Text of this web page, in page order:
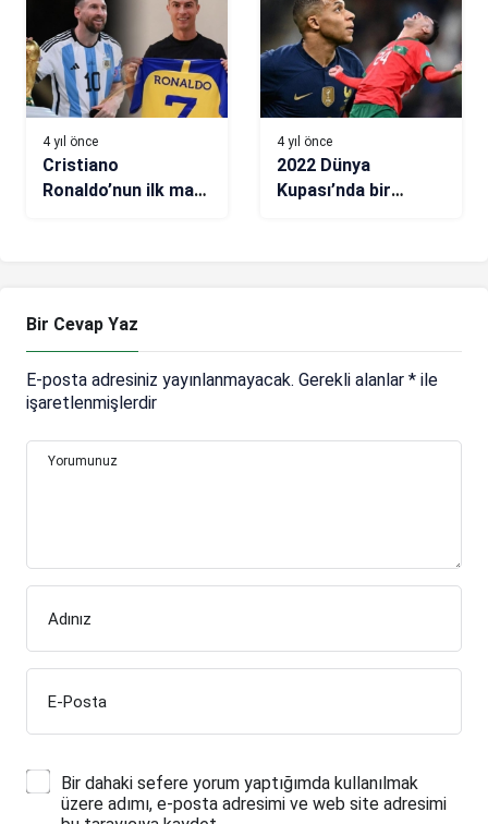
ayrılmak istiyoruz
4 yıl önce
Cristiano
Ronaldo’nun ilk maçı
4 yıl önce
2022 Dünya
Kupası’nda bir
Bir Cevap Yaz
E-posta adresiniz yayınlanmayacak. Gerekli alanlar * ile
işaretlenmişlerdir
Yorumunuz
Adınız
E-Posta
Bir dahaki sefere yorum yaptığımda kullanılmak
üzere adımı, e-posta adresimi ve web site adresimi